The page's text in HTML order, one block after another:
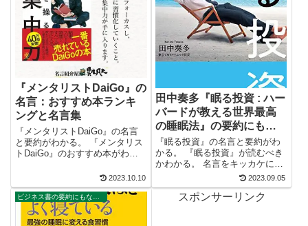
『メンタリストDaiGo』の
名言：おすすめ本ランキ
ングと名言集
『メンタリストDaiGo』の名言
と要約がわかる。 『メンタリス
トDaiGo』のおすすめ本がわか
書が読みたくなる。 2万以上の
名言を集め、読みたい本が見つ
かる名言集ブログでお馴染み
の、名言紹介屋の凡夫です。 こ
の...
2023.10.10
田中奏多『眠る投資 : ハー
バードが教える世界最高
の睡眠法』の要約にもな
る名言
『眠る投資』の名言と要約がわ
かる。 『眠る投資』が読むべき
かわかる。 名言をキッカケにビ
ジネス書が読みたくなる。 2万
以上の名言を集め、読みたい本
が見つかる名言集ブログでお馴
2023.09.05
スポンサーリンク